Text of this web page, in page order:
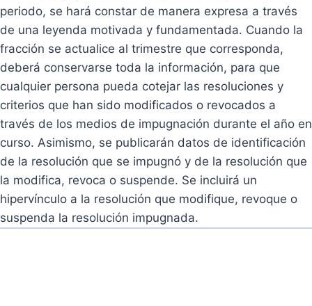
periodo, se hará constar de manera expresa a través
de una leyenda motivada y fundamentada. Cuando la
fracción se actualice al trimestre que corresponda,
deberá conservarse toda la información, para que
cualquier persona pueda cotejar las resoluciones y
criterios que han sido modificados o revocados a
través de los medios de impugnación durante el año en
curso. Asimismo, se publicarán datos de identificación
de la resolución que se impugnó y de la resolución que
la modifica, revoca o suspende. Se incluirá un
hipervínculo a la resolución que modifique, revoque o
suspenda la resolución impugnada.